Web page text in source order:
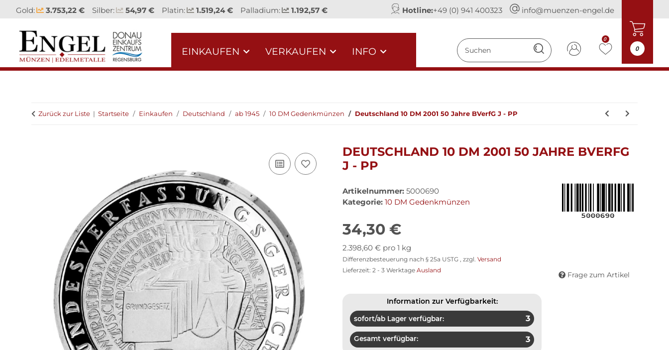
Gold: 3.753,22 € Silber: 54,97 € Platin: 1.519,24 € Palladium: 1.192,57 € Hotline:+49 (0) 941 400323 info@muenzen-engel.de
0
0
EINKAUFEN VERKAUFEN INFO
Zurück zur Liste Startseite Einkaufen Deutschland ab 1945 10 DM Gedenkmünzen Deutschland 10 DM 2001 50 Jahre BVerfG J - PP
DEUTSCHLAND 10 DM 2001 50 JAHRE BVERFG
J - PP
Artikelnummer: 5000690
Kategorie: 10 DM Gedenkmünzen
34,30 €
2.398,60 € pro 1 kg
Differenzbesteuerung nach § 25a USTG , zzgl. Versand
Lieferzeit: 2 - 3 Werktage Ausland
Frage zum Artikel
Information zur Verfügbarkeit:
sofort/ab Lager verfügbar: 3
Gesamt verfügbar: 3